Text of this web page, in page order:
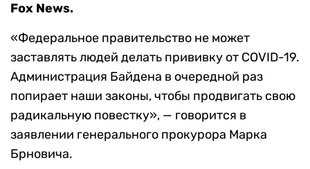
Fox News.
«Федеральное правительство не может
заставлять людей делать прививку от COVID-19.
Администрация Байдена в очередной раз
попирает наши законы, чтобы продвигать свою
радикальную повестку», — говорится в
заявлении генерального прокурора Марка
Брновича.